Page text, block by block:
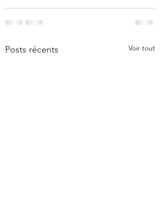
Posts récents Voir tout